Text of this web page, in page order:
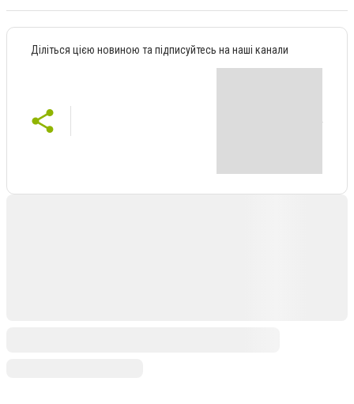
Діліться цією новиною та підписуйтесь на наші канали